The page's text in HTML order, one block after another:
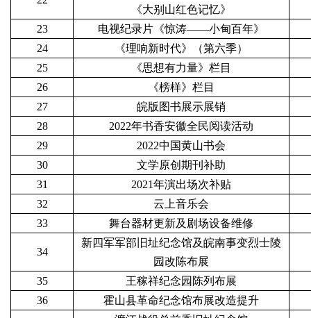
《大别山红色记忆》
23
电视纪录片《惊涛——小甸百年》
24
《理响新时代》（第六季）
25
《思想有力量》栏目
26
《榜样》栏目
27
皖版图书展示展销
28
2022年书香安徽全民阅读活动
29
2022中国黄山书会
30
文学原创期刊补助
31
2021年演出场次补贴
32
云上音乐会
33
舞台器材更新及剧场设备维修
34
新四军军部旧址纪念馆及皖南事变烈士陵
园改陈布展
35
王稼祥纪念园陈列布展
36
霍山县革命纪念馆布展改造提升